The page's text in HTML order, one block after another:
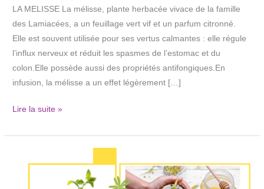
LA MELISSE La mélisse, plante herbacée vivace de la famille
des Lamiacées, a un feuillage vert vif et un parfum citronné.
Elle est souvent utilisée pour ses vertus calmantes : elle régule
l’influx nerveux et réduit les spasmes de l’estomac et du
colon.Elle possède aussi des propriétés antifongiques.En
infusion, la mélisse a un effet légèrement […]
Lire la suite »